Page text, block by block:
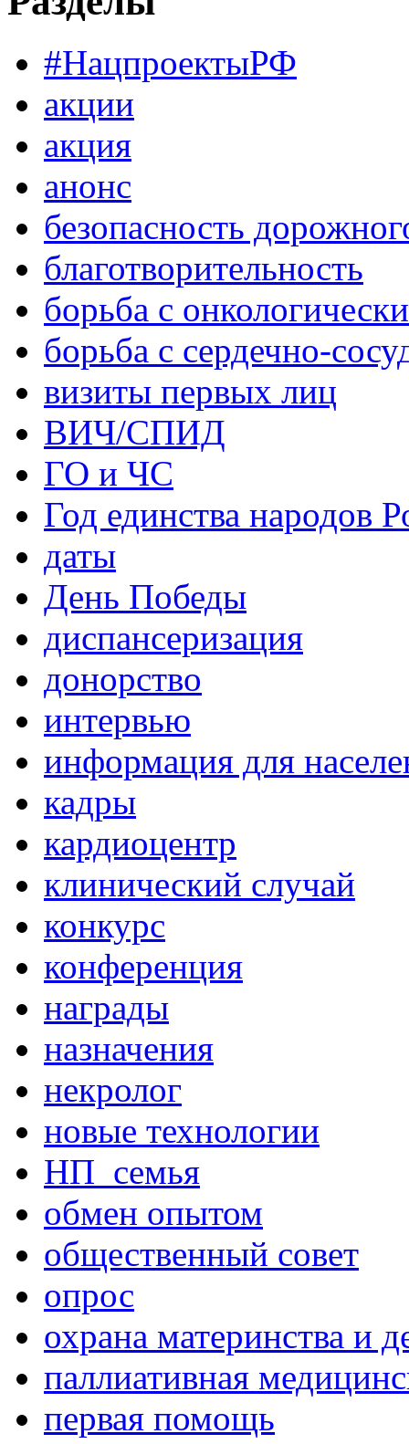
#НацпроектыРФ
акции
акция
анонс
безопасность
благотворительность
борьба с
борьба с сердечно-
визиты первых лиц
ВИЧ/СПИД
ГО и ЧС
Год единства народов
даты
День Победы
диспансеризация
донорство
интервью
информация для
кадры
кардиоцентр
клинический случай
конкурс
конференция
награды
назначения
некролог
новые технологии
НП_семья
обмен опытом
общественный совет
опрос
охрана материнства и
паллиативная
первая помощь